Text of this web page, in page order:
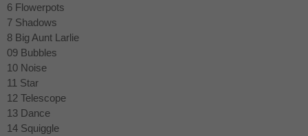
6 Flowerpots
7 Shadows
8 Big Aunt Larlie
09 Bubbles
10 Noise
11 Star
12 Telescope
13 Dance
14 Squiggle